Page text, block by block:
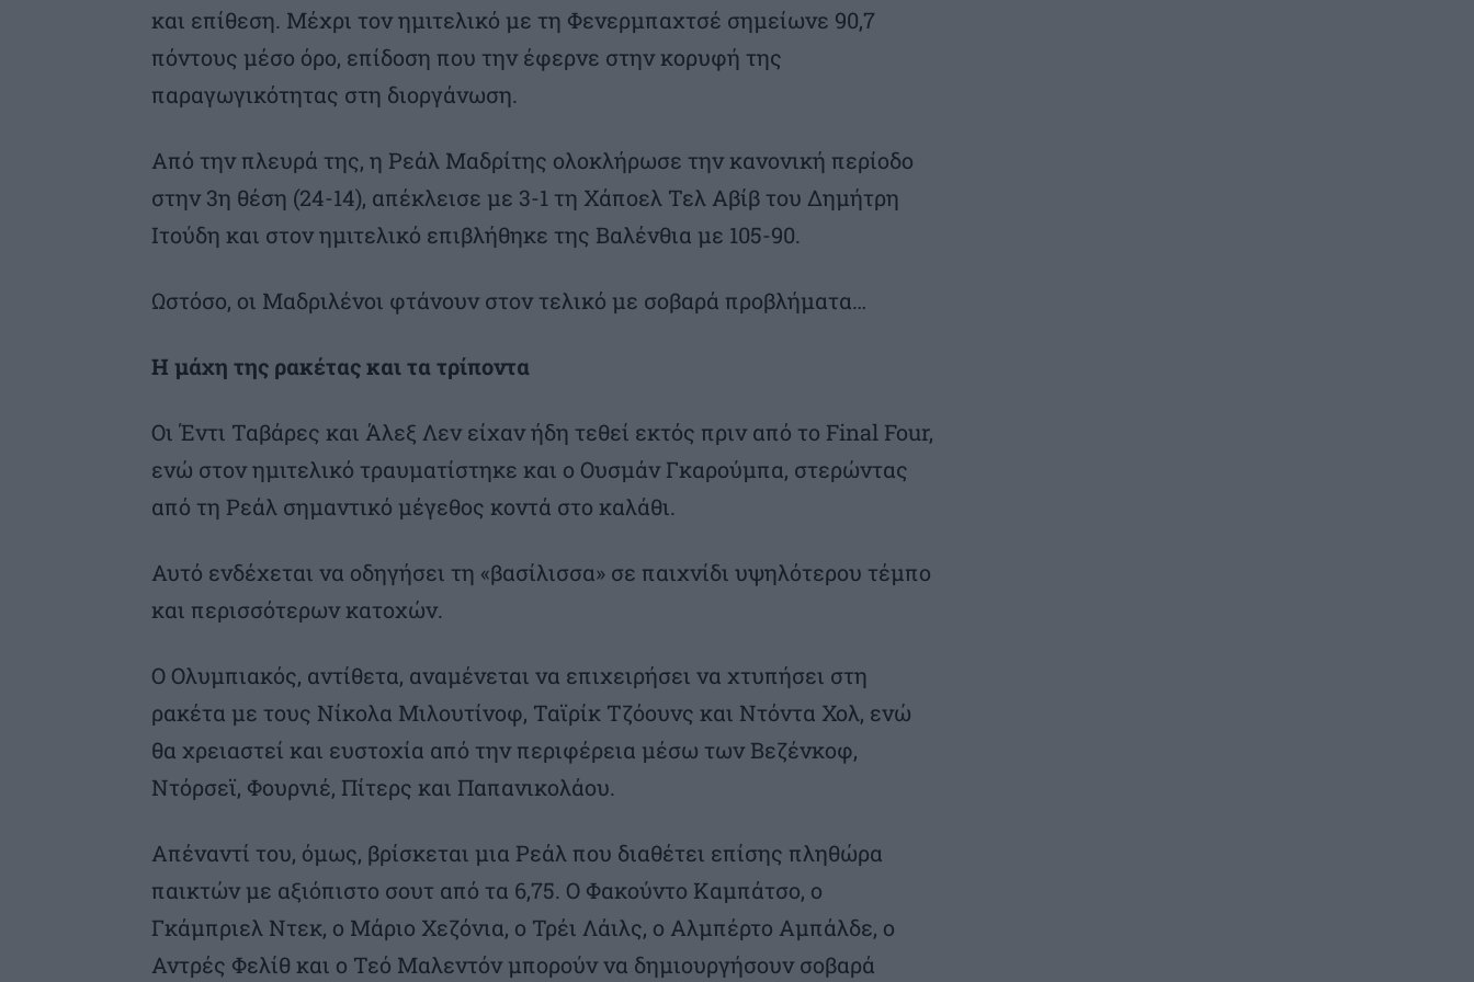
και επίθεση. Μέχρι τον ημιτελικό με τη Φενερμπαχτσέ σημείωνε 90,7
πόντους μέσο όρο, επίδοση που την έφερνε στην κορυφή της
παραγωγικότητας στη διοργάνωση.
Από την πλευρά της, η Ρεάλ Μαδρίτης ολοκλήρωσε την κανονική περίοδο
στην 3η θέση (24-14), απέκλεισε με 3-1 τη Χάποελ Τελ Αβίβ του Δημήτρη
Ιτούδη και στον ημιτελικό επιβλήθηκε της Βαλένθια με 105-90.
Ωστόσο, οι Μαδριλένοι φτάνουν στον τελικό με σοβαρά προβλήματα…
Η μάχη της ρακέτας και τα τρίποντα
Οι Έντι Ταβάρες και Άλεξ Λεν είχαν ήδη τεθεί εκτός πριν από το Final Four,
ενώ στον ημιτελικό τραυματίστηκε και ο Ουσμάν Γκαρούμπα, στερώντας
από τη Ρεάλ σημαντικό μέγεθος κοντά στο καλάθι.
Αυτό ενδέχεται να οδηγήσει τη «βασίλισσα» σε παιχνίδι υψηλότερου τέμπο
και περισσότερων κατοχών.
Ο Ολυμπιακός, αντίθετα, αναμένεται να επιχειρήσει να χτυπήσει στη
ρακέτα με τους Νίκολα Μιλουτίνοφ, Ταϊρίκ Τζόουνς και Ντόντα Χολ, ενώ
θα χρειαστεί και ευστοχία από την περιφέρεια μέσω των Βεζένκοφ,
Ντόρσεϊ, Φουρνιέ, Πίτερς και Παπανικολάου.
Απέναντί του, όμως, βρίσκεται μια Ρεάλ που διαθέτει επίσης πληθώρα
παικτών με αξιόπιστο σουτ από τα 6,75. Ο Φακούντο Καμπάτσο, ο
Γκάμπριελ Ντεκ, ο Μάριο Χεζόνια, ο Τρέι Λάιλς, ο Αλμπέρτο Αμπάλδε, ο
Αντρές Φελίθ και ο Τεό Μαλεντόν μπορούν να δημιουργήσουν σοβαρά